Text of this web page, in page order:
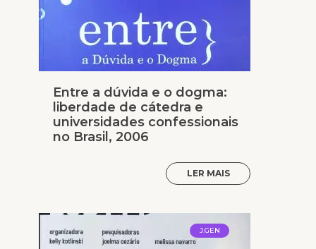
Entre a dúvida e o dogma:
liberdade de cátedra e
universidades confessionais
no Brasil, 2006
LER MAIS
J.GEN